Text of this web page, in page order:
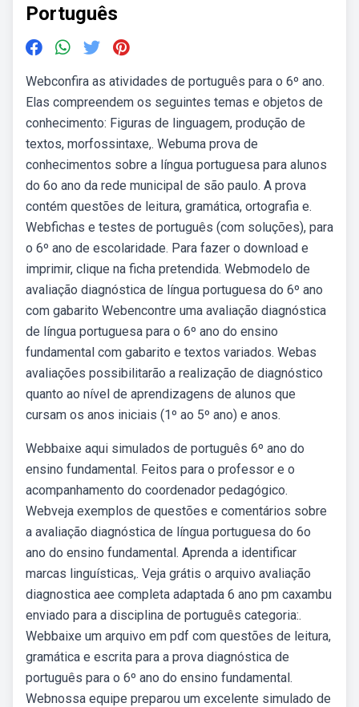
Português
Webconfira as atividades de português para o 6º ano.
Elas compreendem os seguintes temas e objetos de
conhecimento: Figuras de linguagem, produção de
textos, morfossintaxe,. Webuma prova de
conhecimentos sobre a língua portuguesa para alunos
do 6o ano da rede municipal de são paulo. A prova
contém questões de leitura, gramática, ortografia e.
Webfichas e testes de português (com soluções), para
o 6º ano de escolaridade. Para fazer o download e
imprimir, clique na ficha pretendida. Webmodelo de
avaliação diagnóstica de língua portuguesa do 6º ano
com gabarito Webencontre uma avaliação diagnóstica
de língua portuguesa para o 6º ano do ensino
fundamental com gabarito e textos variados. Webas
avaliações possibilitarão a realização de diagnóstico
quanto ao nível de aprendizagens de alunos que
cursam os anos iniciais (1º ao 5º ano) e anos.
Webbaixe aqui simulados de português 6º ano do
ensino fundamental. Feitos para o professor e o
acompanhamento do coordenador pedagógico.
Webveja exemplos de questões e comentários sobre
a avaliação diagnóstica de língua portuguesa do 6o
ano do ensino fundamental. Aprenda a identificar
marcas linguísticas,. Veja grátis o arquivo avaliação
diagnostica aee completa adaptada 6 ano pm caxambu
enviado para a disciplina de português categoria:.
Webbaixe um arquivo em pdf com questões de leitura,
gramática e escrita para a prova diagnóstica de
português para o 6º ano do ensino fundamental.
Webnossa equipe preparou um excelente simulado de